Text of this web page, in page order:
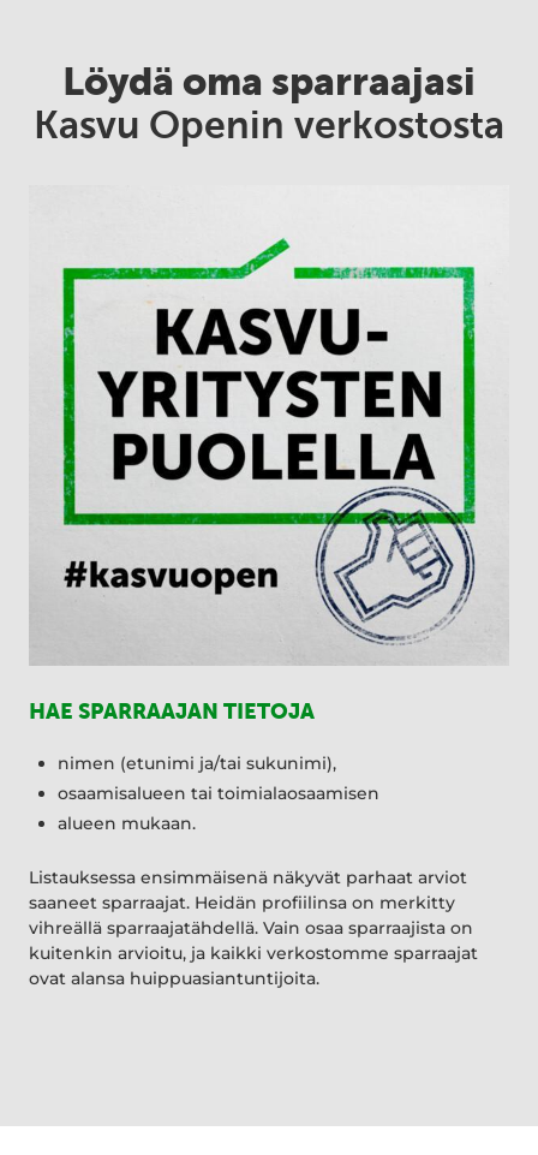
Löydä oma sparraajasi
Kasvu Openin verkostosta
HAE SPARRAAJAN TIETOJA
nimen (etunimi ja/tai sukunimi),
osaamisalueen tai toimialaosaamisen
alueen mukaan.
Listauksessa ensimmäisenä näkyvät parhaat arviot
saaneet sparraajat. Heidän profiilinsa on merkitty
vihreällä sparraajatähdellä. Vain osaa sparraajista on
kuitenkin arvioitu, ja kaikki verkostomme sparraajat
ovat alansa huippuasiantuntijoita.